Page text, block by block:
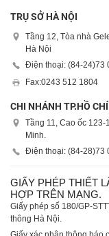
TRỤ SỞ HÀ NỘI
Tầng 12, Tòa nhà
Hà Nội
Điện thoại: (84-24)73
Fax:0243 512 1804
CHI NHÁNH TP.HỒ
Tầng 11, Cao ốc
Minh.
Điện thoại: (84-28)73
GIẤY PHÉP THIẾT
HỢP TRÊN MẠNG.
Giấy phép số 180/GP-
thông Hà Nội.